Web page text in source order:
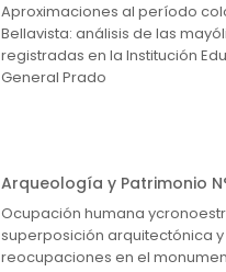
Aproximaciones al período
Bellavista: análisis de las
registradas en la Institución
General Prado
Arqueología y Patrimonio
Ocupación humana
superposición arquitectónica y
reocupaciones en el